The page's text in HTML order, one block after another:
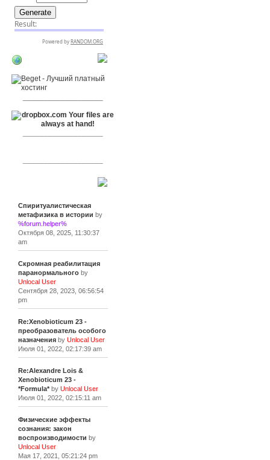
с:
Спиритуалистическая
метафизика в истории by
%forum.helper%
Октября 08, 2025, 11:30:37
am
Скромная реабилитация
паранормальногоby
Unlocal User
Сентября 28, 2023, 06:56:54
pm
Re:Xenobioticum 23 -
преобразователь особого
назначенияby Unlocal User
Июля 01, 2022, 02:17:39 am
Re:Alexandre Lois &
Xenobioticum 23 -
*Formula*by Unlocal User
Июля 01, 2022, 02:15:11 am
Физические эффекты
сознания: закон
воспроизводимости by
Unlocal User
Мая 17, 2021, 05:21:24 pm